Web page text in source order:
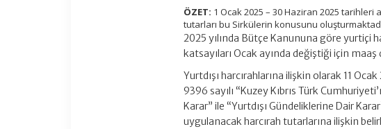
ÖZET: 1 Ocak 2025 – 30 Haziran 2025 tarihleri
tutarları bu Sirkülerin konusunu
2025 yılında Bütçe Kanununa göre yurtiçi
katsayıları Ocak ayında değiştiği için
Yurtdışı harcırahlarına ilişkin olarak 11
9396 sayılı “Kuzey Kıbrıs Türk
Karar” ile “Yurtdışı Gündeliklerine Dair
uygulanacak harcırah tutarlarına ilişkin